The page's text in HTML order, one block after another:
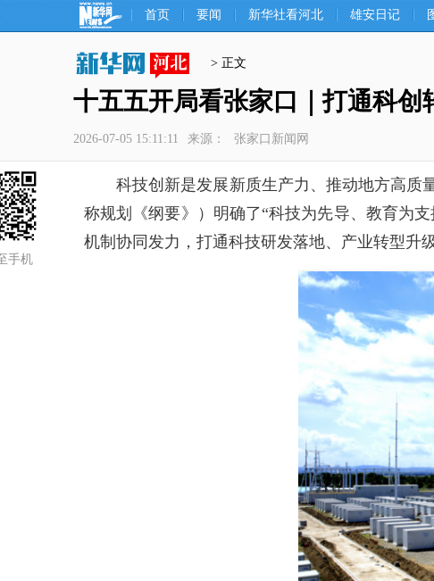
首页 要闻 新华社看河北 雄安日记
> 正文
十五五开局看张家口｜打通科
2026-07-05 15:11:11 来源： 张家口新闻网
手机
科技创新是发展新质生产力、推动地方高质量
称规划《纲要》）明确了“科技为先导、教育为
机制协同发力，打通科技研发落地、产业转型升